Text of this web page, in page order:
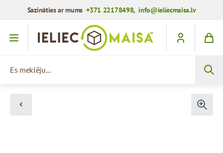
Sazināties ar mums+371 22178498,info@ieliecmaisa.lv
Iet uz saturu